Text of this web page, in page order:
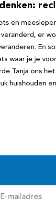
en
er
En
waar je je
Tanja ons
huishouden